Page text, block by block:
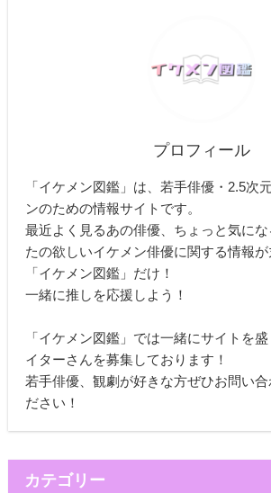
プロフィール
「イケメン図鑑」は、若手俳優・2.5次
ンのための情報サイトです。
最近よく見るあの俳優、ちょっと気に
たの欲しいイケメン俳優に関する情報
「イケメン図鑑」だけ！
一緒に推しを応援しよう！
「イケメン図鑑」では一緒にサイトを
イターさんを募集しております！
若手俳優、観劇が好きな方ぜひお問い合
ださい！
カテゴリー